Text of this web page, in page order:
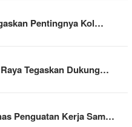
Pentingnya Kol…
Tegaskan Dukung…
Penguatan Kerja Sam…